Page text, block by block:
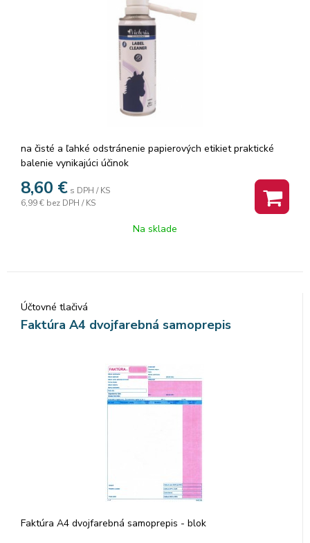
na čisté a ľahké odstránenie papierových etikiet praktické
balenie vynikajúci účinok
8,60 € s DPH / KS
6,99 € bez DPH / KS
Na sklade
Účtovné tlačivá
Faktúra A4 dvojfarebná samoprepis
Faktúra A4 dvojfarebná samoprepis - blok